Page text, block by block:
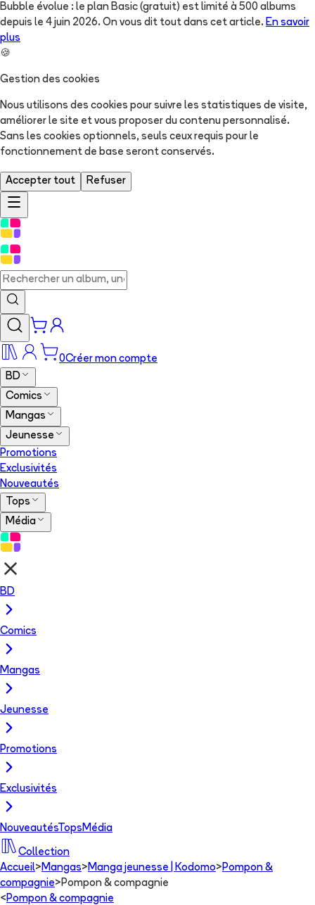
Bubble évolue : le plan Basic (gratuit) est limité à 500 albums
depuis le 4 juin 2026. On vous dit tout dans cet article. En savoir
plus
🍪
Gestion des cookies
Nous utilisons des cookies pour suivre les statistiques de visite,
améliorer le site et vous proposer du contenu personnalisé.
Sans les cookies optionnels, seuls ceux requis pour le
fonctionnement de base seront conservés.
Accepter tout Refuser
0Créer mon compte
BD
Comics
Mangas
Jeunesse
Promotions
Exclusivités
Nouveautés
Tops
Média
BD
Comics
Mangas
Jeunesse
Promotions
Exclusivités
NouveautésTops Média
Collection
Accueil> Mangas> Manga jeunesse | Kodomo> Pompon &
compagnie> Pompon & compagnie
< Pompon & compagnie